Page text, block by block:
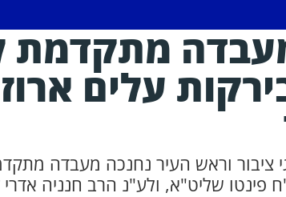
מתקדמת
עלים
ציבור וראש העיר נחנכה מעבדה
פינטו שליט"א, ולע"נ הרב חנניה אדרי